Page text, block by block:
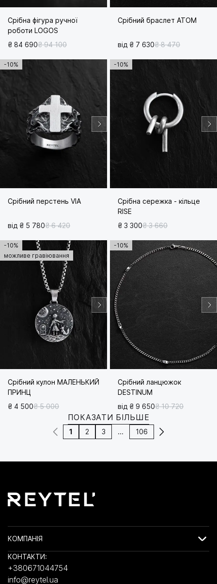
Срібна фігура ручної
роботи LOGOS
₴ 84 690₴ 94 100
Срібний браслет ATOM
від ₴ 7 630₴ 8 470
-10%
Срібний перстень VIA
від ₴ 5 780₴ 6 420
-10%
Срібна сережка - кільце
RISE
₴ 3 300₴ 3 660
-10%
можливе гравіювання
Срібний кулон МАЛЕНЬКИЙ
ПРИНЦ
₴ 4 500₴ 5 000
-10%
Срібний ланцюжок
DESTINUM
від ₴ 9 650₴ 10 720
ПОКАЗАТИ БІЛЬШЕ
1 2 3 ... 106
КОМПАНІЯ
КОНТАКТИ:
+380671044754
info@reytel.ua